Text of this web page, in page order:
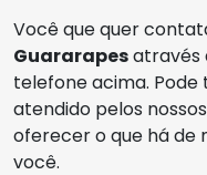
Você que quer
Guararapesatravés
telefone acima.
atendido pelos
oferecer o que há de
você.